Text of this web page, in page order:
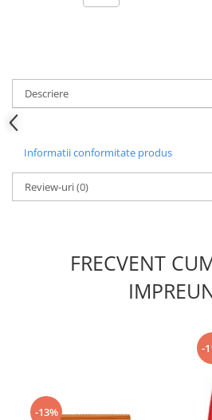
Descriere
Informatii conformitate produs
Review-uri(0)
FRECVENT
-13%
-